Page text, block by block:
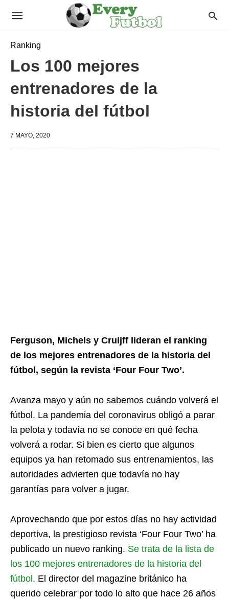
Ranking
Los 100 mejores
entrenadores de la
historia del fútbol
7 MAYO, 2020
Ferguson, Michels y Cruijff lideran el ranking
de los mejores entrenadores de la historia del
fútbol, según la revista ‘Four Four Two’.
Avanza mayo y aún no sabemos cuándo volverá el
fútbol. La pandemia del coronavirus obligó a parar
la pelota y todavía no se conoce en qué fecha
volverá a rodar. Si bien es cierto que algunos
equipos ya han retomado sus entrenamientos, las
autoridades advierten que todavía no hay
garantías para volver a jugar.
Aprovechando que por estos días no hay actividad
deportiva, la prestigioso revista ‘Four Four Two’ ha
publicado un nuevo ranking. Se trata de la lista de
los 100 mejores entrenadores de la historia del
fútbol . El director del magazine británico ha
querido celebrar por todo lo alto que hace 26 años